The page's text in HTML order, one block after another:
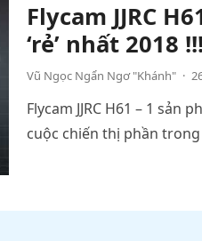
Flycam JJRC
‘rẻ’ nhất 2018 !!!
Vũ Ngọc Ngẩn Ngơ "Khánh" ·
Flycam JJRC H61 – 1
cuộc chiến thị phần